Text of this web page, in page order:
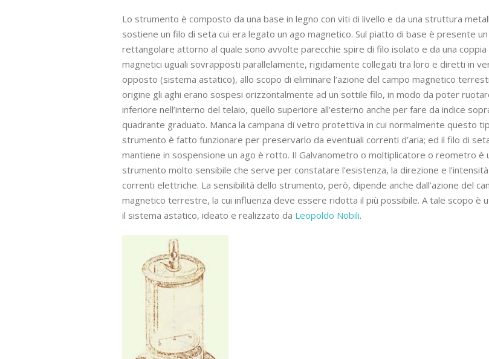
Lo strumento è composto da una base in legno con viti di livello e da una struttura
sostiene un filo di seta cui era legato un ago magnetico. Sul piatto di base è presente
rettangolare attorno al quale sono avvolte parecchie spire di filo isolato e da una coppia
magnetici uguali sovrapposti parallelamente, rigidamente collegati tra loro e diretti in
opposto (sistema astatico), allo scopo di eliminare l’azione del campo magnetico
origine gli aghi erano sospesi orizzontalmente ad un sottile filo, in modo da poter
inferiore nell’interno del telaio, quello superiore all’esterno anche per fare da indice
quadrante graduato. Manca la campana di vetro protettiva in cui normalmente questo
strumento è fatto funzionare per preservarlo da eventuali correnti d’aria; ed il filo di
mantiene in sospensione un ago è rotto. Il Galvanometro o moltiplicatore o reometro è
strumento molto sensibile che serve per constatare l’esistenza, la direzione e
correnti elettriche. La sensibilità dello strumento, però, dipende anche dall’azione del
magnetico terrestre, la cui influenza deve essere ridotta il più possibile. A tale scopo è
il sistema astatico, ideato e realizzato da Leopoldo Nobili.